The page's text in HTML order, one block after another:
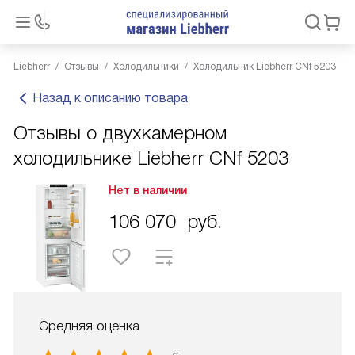
Liebherr Отзывы Холодильники Холодильник Liebherr CNf 5203
Назад к описанию товара
Отзывы о двухкамерном
холодильнике Liebherr CNf 5203
Нет в наличии
106 070 руб.
Средняя оценка